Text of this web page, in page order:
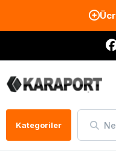
Kategoriler